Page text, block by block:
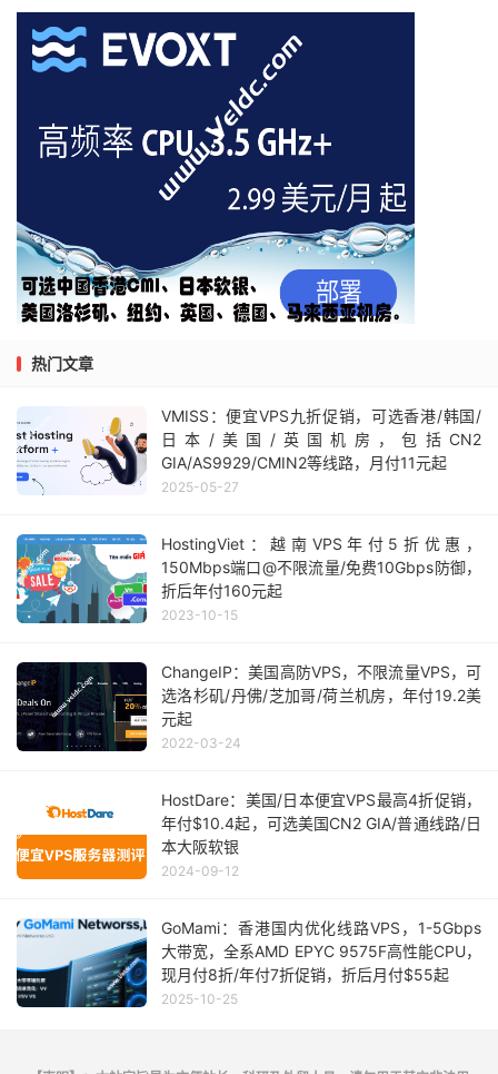
热门文章
VMISS：便宜VPS九折促销，可选香港/韩国/
日本/美国/英国机房，包括CN2
GIA/AS9929/CMIN2等线路，月付11元起
2025-05-27
HostingViet：越南VPS年付5折优惠，
150Mbps端口@不限流量/免费10Gbps防御，
折后年付160元起
2023-10-15
ChangeIP：美国高防VPS，不限流量VPS，可
选洛杉矶/丹佛/芝加哥/荷兰机房，年付19.2美
元起
2022-03-24
HostDare：美国/日本便宜VPS最高4折促销，
年付$10.4起，可选美国CN2 GIA/普通线路/日
本大阪软银
2024-09-12
GoMami：香港国内优化线路VPS，1-5Gbps
大带宽，全系AMD EPYC 9575F高性能CPU，
现月付8折/年付7折促销，折后月付$55起
2025-10-25